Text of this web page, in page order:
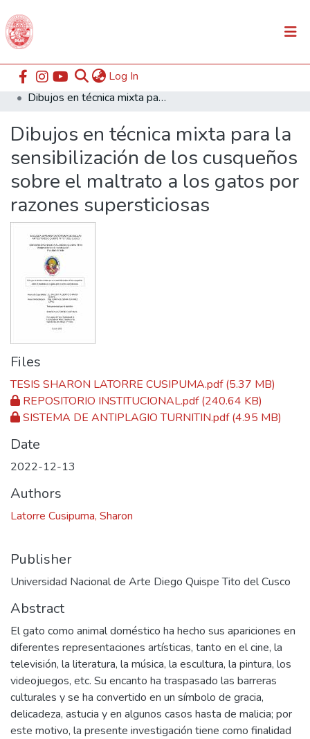
Log In
Communities & Collections
All of DSpace
Statistics
Home ESABAC
Facultad de Arte
Dibujos en técnica mixta para la sensibilización de los cusqueños sobre el maltrato a los gatos por razones supersticiosas
Dibujos en técnica mixta para la
sensibilización de los cusqueños
sobre el maltrato a los gatos por
razones supersticiosas
Files
TESIS SHARON LATORRE CUSIPUMA.pdf(5.37 MB)
REPOSITORIO INSTITUCIONAL.pdf(240.64 KB)
SISTEMA DE ANTIPLAGIO TURNITIN.pdf(4.95 MB)
Date
2022-12-13
Authors
Latorre Cusipuma, Sharon
Publisher
Universidad Nacional de Arte Diego Quispe Tito del Cusco
Abstract
El gato como animal doméstico ha hecho sus apariciones en
diferentes representaciones artísticas, tanto en el cine, la
televisión, la literatura, la música, la escultura, la pintura, los
videojuegos, etc. Su encanto ha traspasado las barreras
culturales y se ha convertido en un símbolo de gracia,
delicadeza, astucia y en algunos casos hasta de malicia; por
este motivo, la presente investigación tiene como finalidad